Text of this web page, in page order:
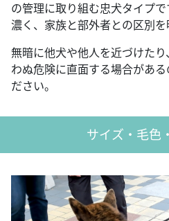
の管理に取り組む忠犬タイプ
濃く、家族と部外者との区別を
無暗に他犬や他人を近づけた
わぬ危険に直面する場合があ
ださい。
サイズ・毛色